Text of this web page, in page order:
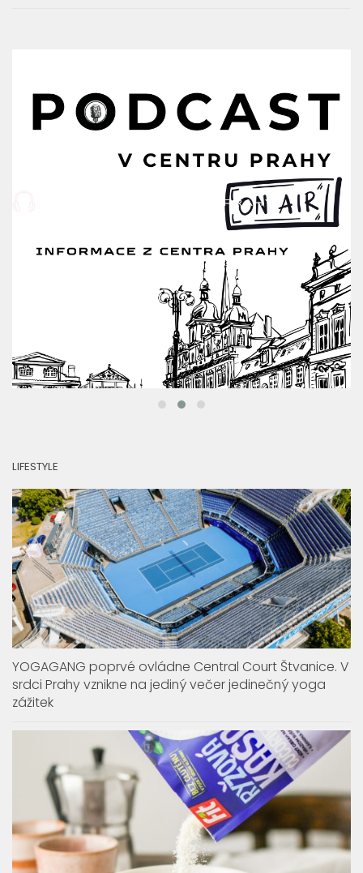
YOGAGANG poprvé ovládne Central Court Štvanice. V
srdci Prahy vznikne na jediný večer jedinečný yoga
zážitek